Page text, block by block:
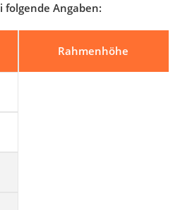
folgende Angaben:
Rahmenhöhe